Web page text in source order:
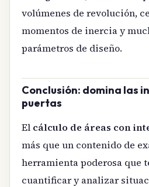
volúmenes de revolución,
momentos de inercia y
parámetros de diseño.
Conclusión: domina las
puertas
El cálculo de áreas con
más que un contenido de
herramienta poderosa que
cuantificar y analizar